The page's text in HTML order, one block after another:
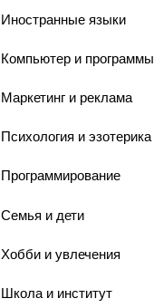
Иностранные языки
Компьютер и программы
Маркетинг и реклама
Психология и эзотерика
Программирование
Семья и дети
Хобби и увлечения
Школа и институт